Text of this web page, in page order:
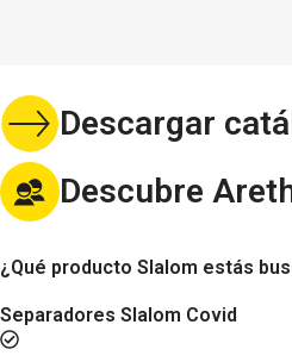
Descargar
Descubre
¿Qué producto Slalom estás
Separadores Slalom Covid